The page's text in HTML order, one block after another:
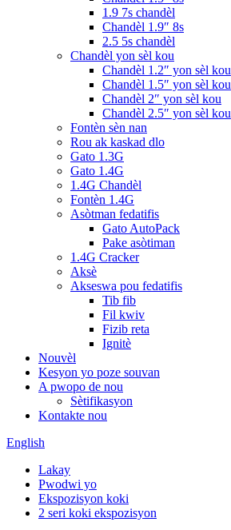
1.9 7s chandèl
Chandèl 1.9″ 8s
2.5 5s chandèl
Chandèl yon sèl kou
Chandèl 1.2″ yon sèl kou
Chandèl 1.5″ yon sèl kou
Chandèl 2″ yon sèl kou
Chandèl 2.5″ yon sèl kou
Fontèn sèn nan
Rou ak kaskad dlo
Gato 1.3G
Gato 1.4G
1.4G Chandèl
Fontèn 1.4G
Asòtman fedatifis
Gato AutoPack
Pake asòtiman
1.4G Cracker
Aksè
Akseswa pou fedatifis
Tib fib
Fil kwiv
Fizib reta
Ignitè
Nouvèl
Kesyon yo poze souvan
A pwopo de nou
Sètifikasyon
Kontakte nou
English
Lakay
Pwodwi yo
Ekspozisyon koki
2 seri koki ekspozisyon